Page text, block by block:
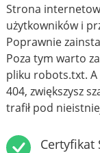
Strona
użytkowników i
Poprawnie
Poza tym warto
pliku robots.txt. A
404, zwiększysz
trafił pod
Certyfikat